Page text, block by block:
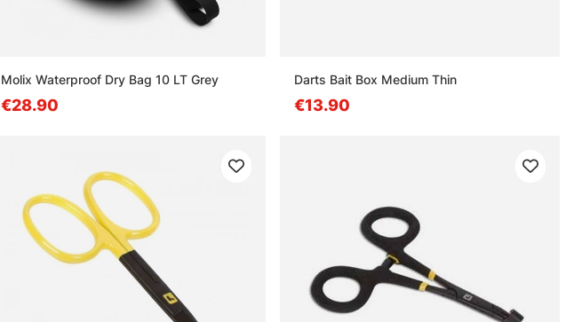
Molix Waterproof Dry Bag 10 LT Grey
€28.90
Darts Bait Box Medium Thin
€13.90